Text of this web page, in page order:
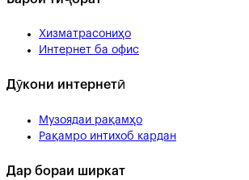
Хизматрасониҳо
Интернет ба офис
Дӯкони интернетӣ
Музоядаи рақамҳо
Рақамро интихоб кардан
Дар бораи ширкат